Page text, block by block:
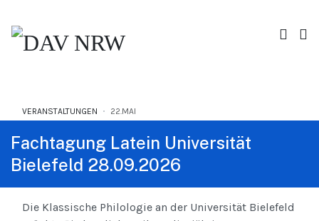
VERANSTALTUNGEN 22.MAI
Fachtagung Latein Universität
Bielefeld 28.09.2026
Die Klassische Philologie an der Universität Bielefeld